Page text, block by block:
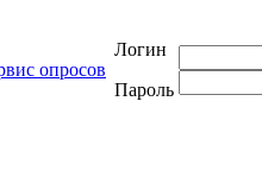
Логин
Пароль